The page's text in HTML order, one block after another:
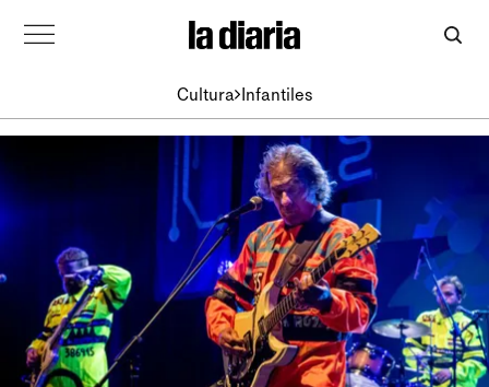
Cultura Infantiles